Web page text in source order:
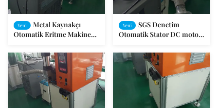
Yeni
Metal Kaynakçı
Otomatik Eritme Makinesi
Yeni
SGS Denetim
Otomatik Stator DC motor
Sarma